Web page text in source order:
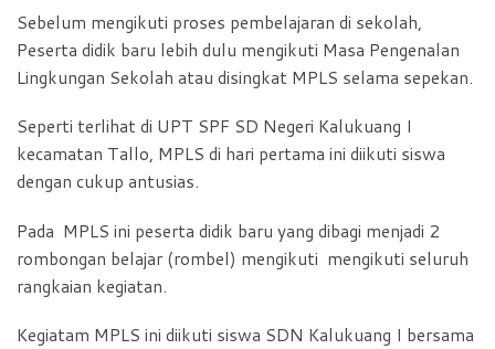
Sebelum mengikuti proses pembelajaran di sekolah,
Peserta didik baru lebih dulu mengikuti Masa Pengenalan
Lingkungan Sekolah atau disingkat MPLS selama sepekan.
Seperti terlihat di UPT SPF SD Negeri Kalukuang I
kecamatan Tallo, MPLS di hari pertama ini diikuti siswa
dengan cukup antusias.
Pada MPLS ini peserta didik baru yang dibagi menjadi 2
rombongan belajar (rombel) mengikuti mengikuti seluruh
rangkaian kegiatan.
Kegiatam MPLS ini diikuti siswa SDN Kalukuang I bersama